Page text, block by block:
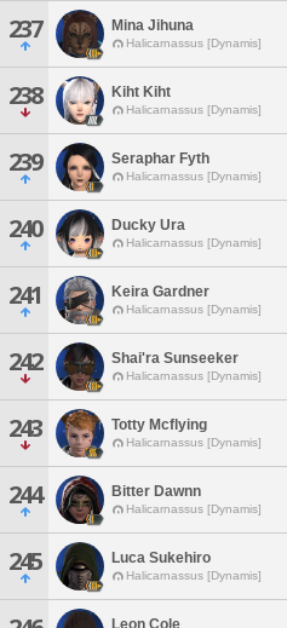
237 Mina Jihuna
Halicarnassus [Dynamis]
238 Kiht Kiht
Halicarnassus [Dynamis]
239 Seraphar Fyth
Halicarnassus [Dynamis]
240 Ducky Ura
Halicarnassus [Dynamis]
241 Keira Gardner
Halicarnassus [Dynamis]
242 Shai'ra Sunseeker
Halicarnassus [Dynamis]
243 Totty Mcflying
Halicarnassus [Dynamis]
244 Bitter Dawnn
Halicarnassus [Dynamis]
245 Luca Sukehiro
Halicarnassus [Dynamis]
Leon Cole